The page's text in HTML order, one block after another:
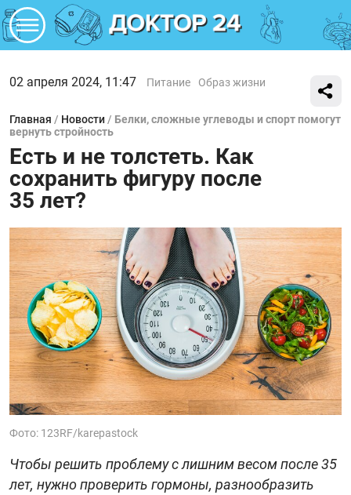
02 апреля 2024, 11:47 Питание Образ жизни
Главная / Новости / Белки, сложные углеводы и спорт помогут
вернуть стройность
Есть и не толстеть. Как
сохранить фигуру после
35 лет?
Фото: 123RF/karepastock
Чтобы решить проблему с лишним весом после 35
лет, нужно проверить гормоны, разнообразить